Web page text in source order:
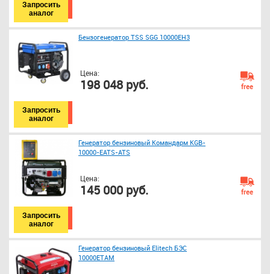
Запросить
аналог
Бензогенератор TSS SGG 10000EH3
Цена:
198 048 руб.
Запросить
аналог
free
Генератор бензиновый Командарм KGB-
10000-EATS-ATS
Цена:
145 000 руб.
Запросить
аналог
free
Генератор бензиновый Elitech БЭС
10000ЕТAМ